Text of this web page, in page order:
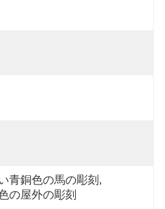
青銅色の馬の彫刻 ,
の屋外の彫刻